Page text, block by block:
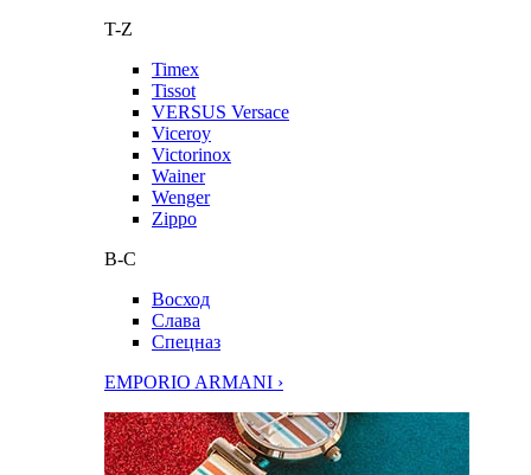
T-Z
Timex
Tissot
VERSUS Versace
Viceroy
Victorinox
Wainer
Wenger
Zippo
В-С
Восход
Слава
Спецназ
EMPORIO ARMANI ›